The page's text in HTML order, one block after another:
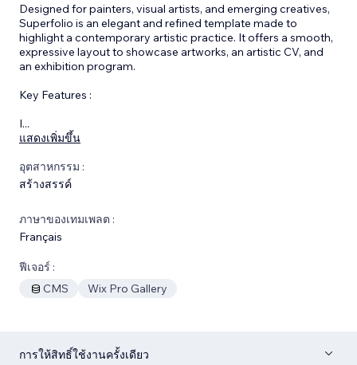
Designed for painters, visual artists, and emerging creatives,
Superfolio is an elegant and refined template made to
highlight a contemporary artistic practice. It offers a smooth,
expressive layout to showcase artworks, an artistic CV, and
an exhibition program.
Key Features :
I...
แสดงเพิ่มขึ้น
อุตสาหกรรม :
สร้างสรรค์
ภาษาของเทมเพลต :
Français
ฟีเจอร์ :
CMS
Wix Pro Gallery
การให้สิทธิ์ใช้งานครั้งเดียว